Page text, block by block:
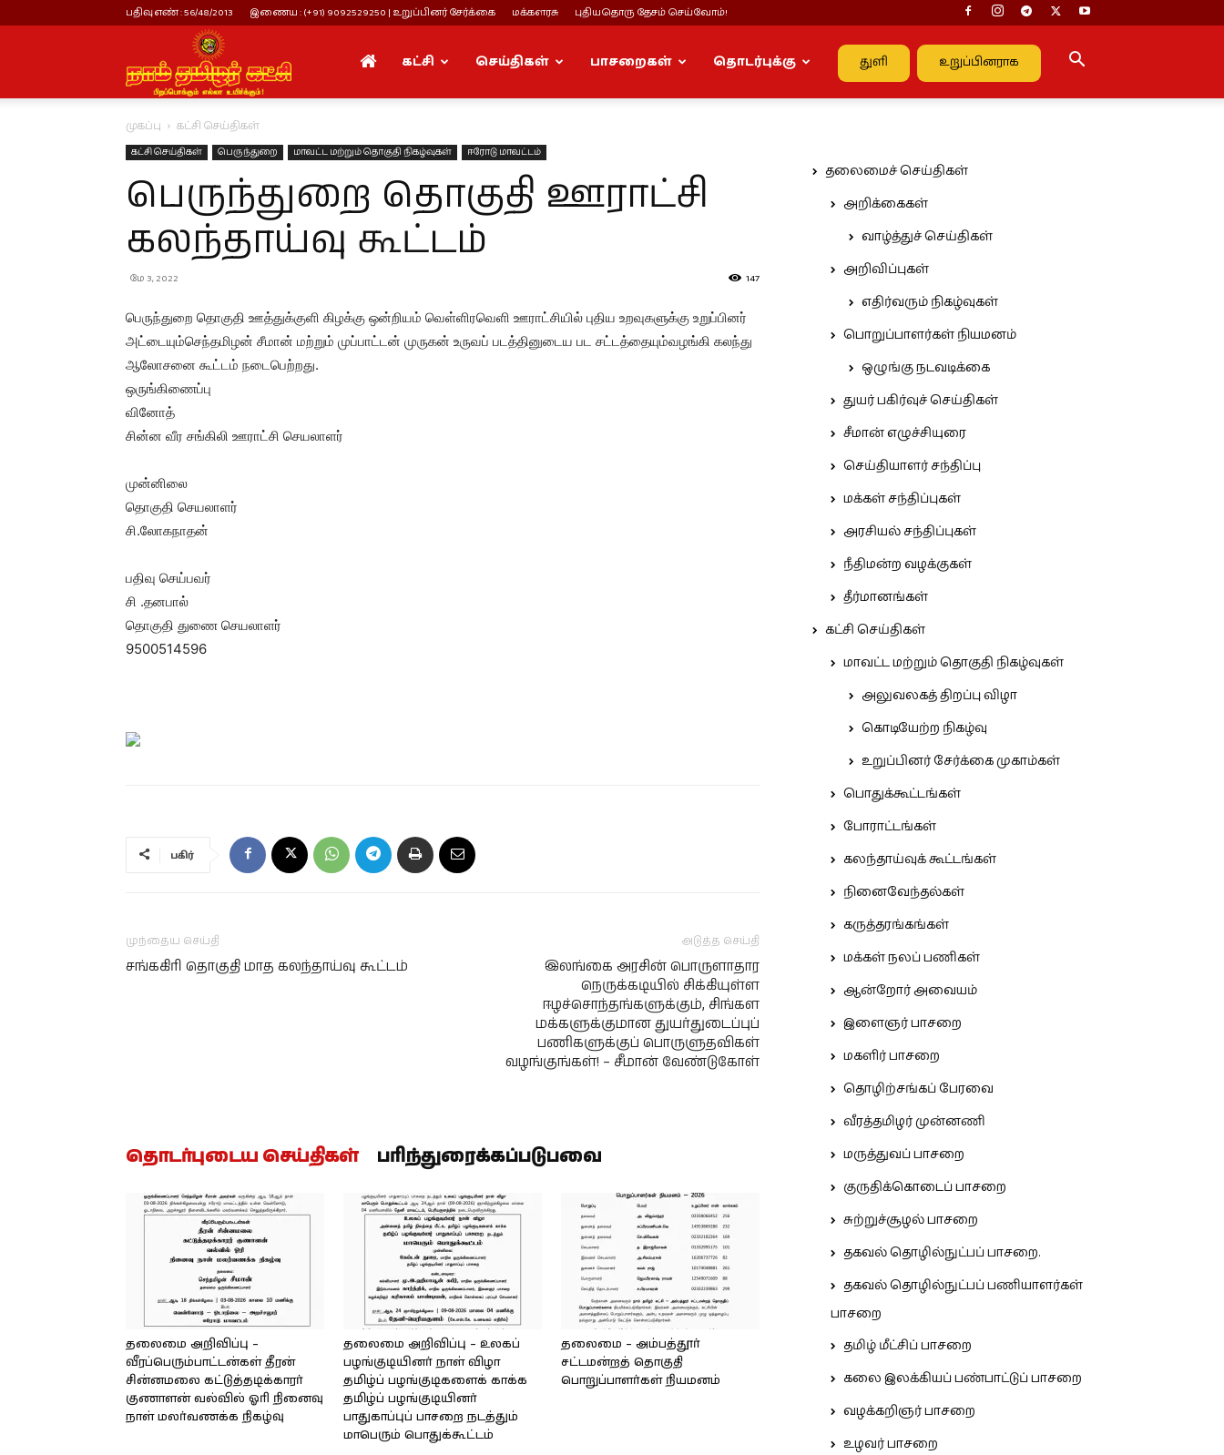
பதிவு எண் : 56/48/2013 இணைய : (+91) 9092529250 | உறுப்பினர் சேர்க்கை மக்களரசு புதியதொரு தேசம் செய்வோம்!
துளி உறுப்பினராக
நாம்
கட்சி
கட்சி செய்திகள் பாசறைகள் தொடர்புக்கு
முகப்பு கட்சி செய்திகள்
கட்சி செய்திகள் பெருந்துறை மாவட்ட மற்றும் தொகுதி நிகழ்வுகள் ஈரோடு மாவட்டம்
பெருந்துறை தொகுதி ஊராட்சி
கலந்தாய்வு கூட்டம்
மே 3, 2022 147
பெருந்துறை தொகுதி ஊத்துக்குளி கிழக்கு ஒன்றியம் வெள்ளிரவெளி ஊராட்சியில் புதிய உறவுகளுக்கு உறுப்பினர்
அட்டையும்செந்தமிழன் சீமான் மற்றும் முப்பாட்டன் முருகன் உருவப் படத்தினுடைய பட சட்டத்தையும்வழங்கி கலந்து
ஆலோசனை கூட்டம் நடைபெற்றது.
ஒருங்கிணைப்பு
வினோத்
சின்ன வீர சங்கிலி ஊராட்சி செயலாளர்
முன்னிலை
தொகுதி செயலாளர்
சி.லோகநாதன்
பதிவு செய்பவர்
சி .தனபால்
தொகுதி துணை செயலாளர்
9500514596
பகிர்
முந்தைய செய்தி
சங்ககிரி தொகுதி மாத கலந்தாய்வு கூட்டம்
அடுத்த செய்தி
இலங்கை அரசின் பொருளாதார
நெருக்கடியில் சிக்கியுள்ள
ஈழச்சொந்தங்களுக்கும், சிங்கள
மக்களுக்குமான துயர்துடைப்புப்
பணிகளுக்குப் பொருளுதவிகள்
வழங்குங்கள்! – சீமான் வேண்டுகோள்
தொடர்புடைய செய்திகள் பரிந்துரைக்கப்படுபவை
தலைமை அறிவிப்பு –
வீரப்பெரும்பாட்டன்கள் தீரன்
சின்னமலை கட்டுத்தடிக்காரர்
குணாளன் வல்வில் ஓரி நினைவு
நாள் மலர்வணக்க நிகழ்வு
தலைமை அறிவிப்பு – உலகப்
பழங்குடியினர் நாள் விழா
தமிழ்ப் பழங்குடிகளைக் காக்க
தமிழ்ப் பழங்குடியினர்
பாதுகாப்புப் பாசறை நடத்தும்
மாபெரும் பொதுக்கூட்டம்
தலைமை – அம்பத்தூர்
சட்டமன்றத் தொகுதி
பொறுப்பாளர்கள் நியமனம்
தலைமைச் செய்திகள்
அறிக்கைகள்
வாழ்த்துச் செய்திகள்
அறிவிப்புகள்
எதிர்வரும் நிகழ்வுகள்
பொறுப்பாளர்கள் நியமனம்
ஒழுங்கு நடவடிக்கை
துயர் பகிர்வுச் செய்திகள்
சீமான் எழுச்சியுரை
செய்தியாளர் சந்திப்பு
மக்கள் சந்திப்புகள்
அரசியல் சந்திப்புகள்
நீதிமன்ற வழக்குகள்
தீர்மானங்கள்
கட்சி செய்திகள்
மாவட்ட மற்றும் தொகுதி நிகழ்வுகள்
அலுவலகத் திறப்பு விழா
கொடியேற்ற நிகழ்வு
உறுப்பினர் சேர்க்கை முகாம்கள்
பொதுக்கூட்டங்கள்
போராட்டங்கள்
கலந்தாய்வுக் கூட்டங்கள்
நினைவேந்தல்கள்
கருத்தரங்கங்கள்
மக்கள் நலப் பணிகள்
ஆன்றோர் அவையம்
இளைஞர் பாசறை
மகளிர் பாசறை
தொழிற்சங்கப் பேரவை
வீரத்தமிழர் முன்னணி
மருத்துவப் பாசறை
குருதிக்கொடைப் பாசறை
சுற்றுச்சூழல் பாசறை
தகவல் தொழில்நுட்பப் பாசறை.
தகவல் தொழில்நுட்பப் பணியாளர்கள்
பாசறை
தமிழ் மீட்சிப் பாசறை
கலை இலக்கியப் பண்பாட்டுப் பாசறை
வழக்கறிஞர் பாசறை
உழவர் பாசறை